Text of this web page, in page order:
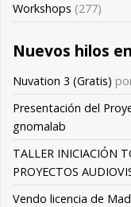
Workshops (277)
Nuevos hilos
Nuvation 3 (Gratis)
Presentación del
gnomalab
TALLER INICIACIÓN
PROYECTOS
Vendo licencia de